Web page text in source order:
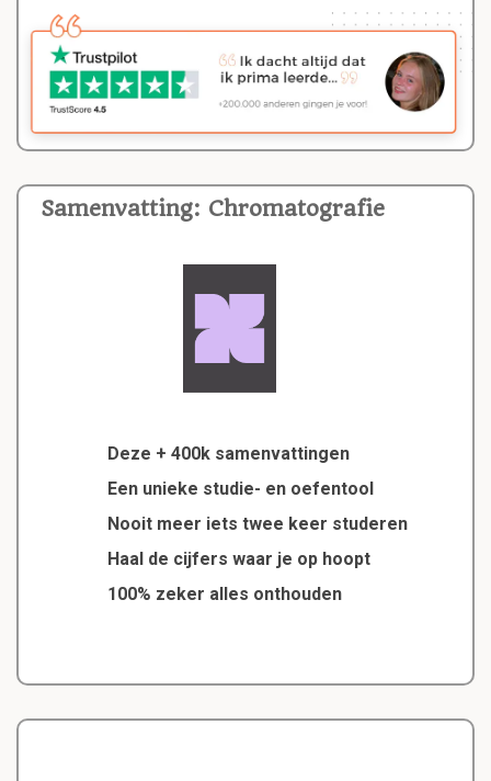
Samenvatting: Chromatografie
Deze + 400k samenvattingen
Een unieke studie- en oefentool
Nooit meer iets twee keer studeren
Haal de cijfers waar je op hoopt
100% zeker alles onthouden